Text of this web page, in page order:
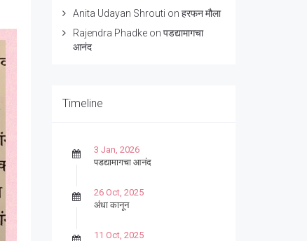
Anita Udayan Shrouti on हरफन मौला
Rajendra Phadkeon पडद्यामागचा
आनंद
Timeline
3 Jan, 2026
पडद्यामागचा आनंद
26 Oct, 2025
अंधा कानून
11 Oct, 2025